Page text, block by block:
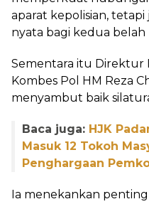
aparat kepolisian,
nyata bagi kedua belah
Sementara itu Direktur
Kombes Pol HM Reza
menyambut baik
Baca juga: HJK
Masuk 12 Tokoh
Penghargaan
Ia menekankan